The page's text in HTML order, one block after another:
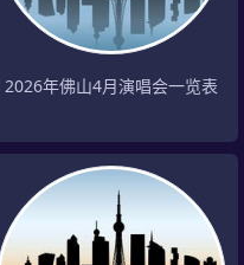
2026年佛山4月演唱会一览表